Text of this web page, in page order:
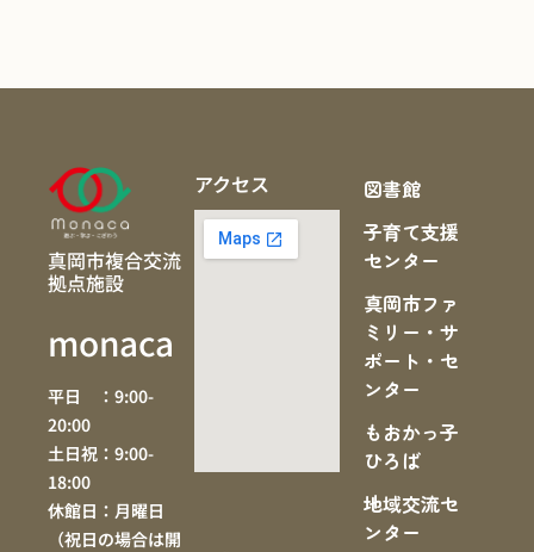
真岡市複合交流
拠点施設
monaca
平日 ：9:00-
20:00
土日祝：9:00-
18:00
休館日：月曜日
（祝日の場合は開
アクセス
図書館
子育て支援
センター
真岡市ファ
ミリー・サ
ポート・セ
ンター
もおかっ子
ひろば
地域交流セ
ンター